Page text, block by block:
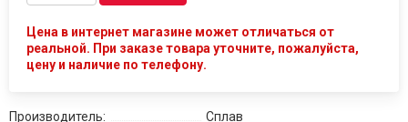
Цена в интернет магазине может отличаться от
реальной. При заказе товара уточните, пожалуйста,
цену и наличие по телефону.
Производитель:
Сплав